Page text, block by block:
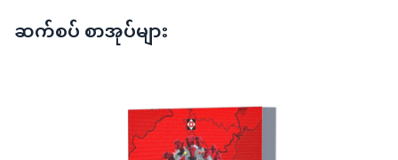
ဆက်စပ် စာအုပ်များ